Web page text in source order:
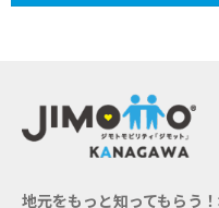
地元をもっと知ってもらう